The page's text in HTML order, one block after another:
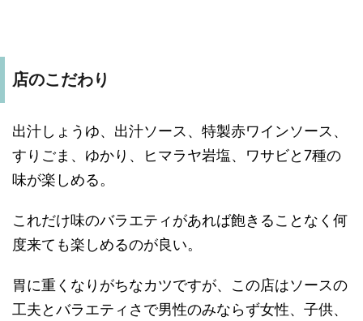
店のこだわり
出汁しょうゆ、出汁ソース、特製赤ワインソース、
すりごま、ゆかり、ヒマラヤ岩塩、ワサビと7種の
味が楽しめる。
これだけ味のバラエティがあれば飽きることなく何
度来ても楽しめるのが良い。
胃に重くなりがちなカツですが、この店はソースの
工夫とバラエティさで男性のみならず女性、子供、